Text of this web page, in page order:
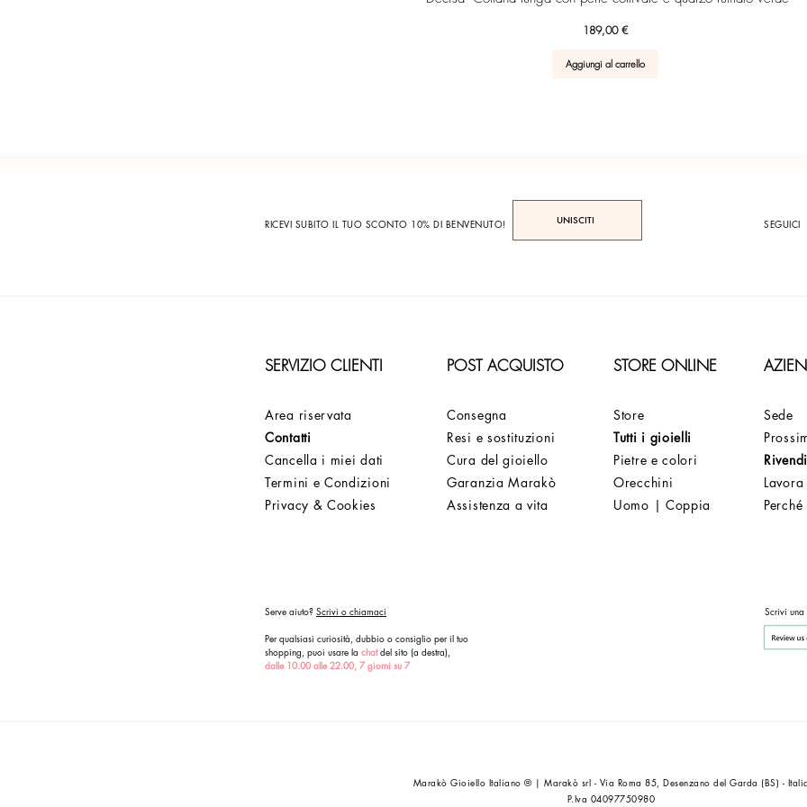
Prezzo
189,00 €
Aggiungi al carrello
RICEVI SUBITO IL TUO SCONTO 10% DI BENVENUTO! UNISCITI SEGUICI
SERVIZIO CLIENTI POST ACQUISTO STORE ONLINE
Area riservata
Contatti
Cancella i miei dati
Termini e Condizioni
Privacy & Cookies
Consegna
Resi e sostituzioni
Cura del gioiello
Garanzia Marakò
Assistenza a vita
Store
Tutti i gioielli
Pietre e colori
Orecchini
Uomo | Coppia
Sede
Serve aiuto? Scrivi o chiamaci
Per qualsiasi curiosità, dubbio o consiglio per il tuo
shopping, puoi usare la chatdel sito (a destra),
dalle 10.00 alle 22.00, 7 giorni su 7
Scrivi una
Marakò Gioiello Italiano ® | Marakò srl - Via Roma 85, Desenzano del Garda (BS) -
P.Iva 04097750980